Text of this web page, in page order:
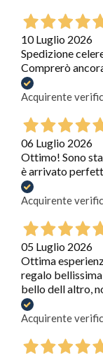
10 Luglio 2026
Spedizione
Comprerò
Acquirente
06 Luglio 2026
Ottimo! Sono
è arrivato
Acquirente
05 Luglio 2026
Ottima
regalo
bello dell altro,
Acquirente